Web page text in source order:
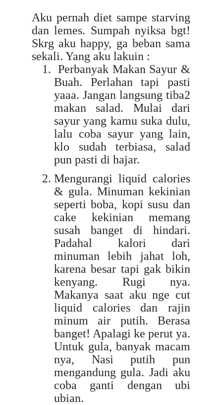
Aku pernah diet sampe starving
dan lemes. Sumpah nyiksa bgt!
Skrg aku happy, ga beban sama
sekali. Yang aku lakuin :
Perbanyak Makan Sayur &
Buah. Perlahan tapi pasti
yaaa. Jangan langsung tiba2
makan salad. Mulai dari
sayur yang kamu suka dulu,
lalu coba sayur yang lain,
klo sudah terbiasa, salad
pun pasti di hajar.
Mengurangi liquid calories
& gula. Minuman kekinian
seperti boba, kopi susu dan
cake kekinian memang
susah banget di hindari.
Padahal kalori dari
minuman lebih jahat loh,
karena besar tapi gak bikin
kenyang. Rugi nya.
Makanya saat aku nge cut
liquid calories dan rajin
minum air putih. Berasa
banget! Apalagi ke perut ya.
Untuk gula, banyak macam
nya, Nasi putih pun
mengandung gula. Jadi aku
coba ganti dengan ubi
ubian.